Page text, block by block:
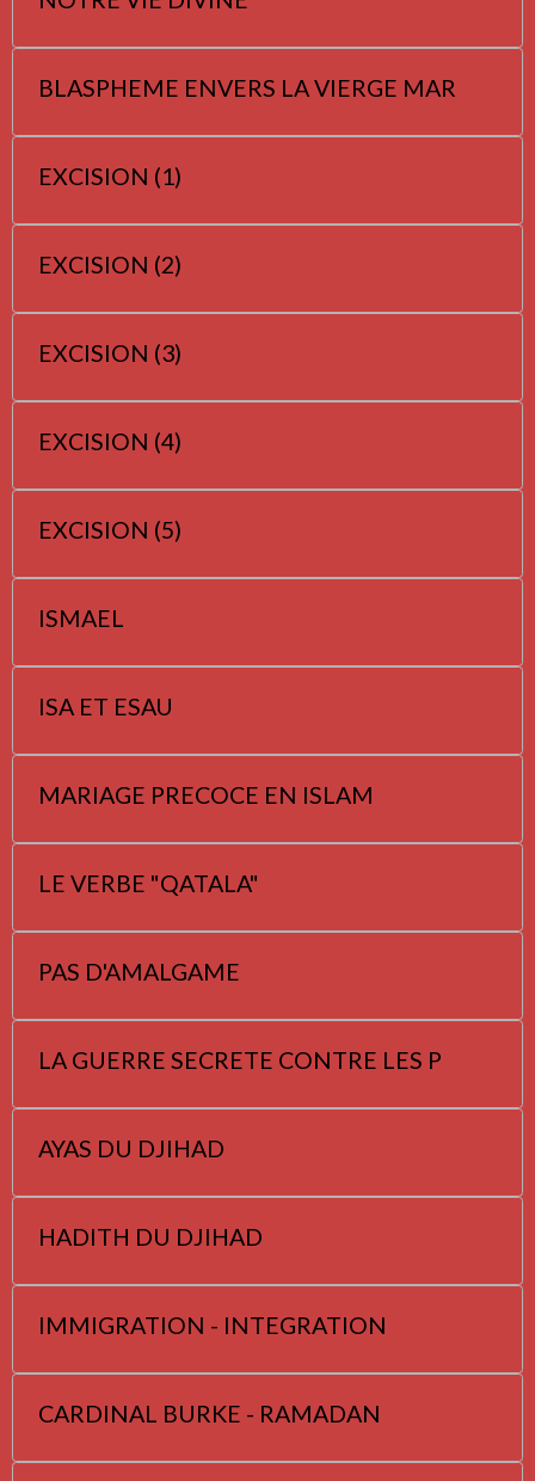
BLASPHEME ENVERS LA VIERGE MAR
EXCISION (1)
EXCISION (2)
EXCISION (3)
EXCISION (4)
EXCISION (5)
ISMAEL
ISA ET ESAU
MARIAGE PRECOCE EN ISLAM
LE VERBE "QATALA"
PAS D'AMALGAME
LA GUERRE SECRETE CONTRE LES P
AYAS DU DJIHAD
HADITH DU DJIHAD
IMMIGRATION - INTEGRATION
CARDINAL BURKE - RAMADAN